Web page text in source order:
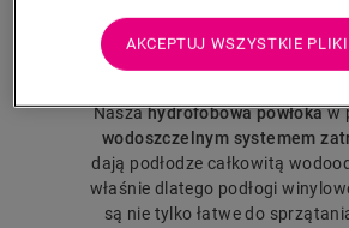
Naszahydrofobowa powłokaw
wodoszczelnym systemem
dają podłodze całkowitą
właśnie dlatego podłogi
są nie tylko łatwe do
AKCEPTUJ WSZYSTKIE PLIKI